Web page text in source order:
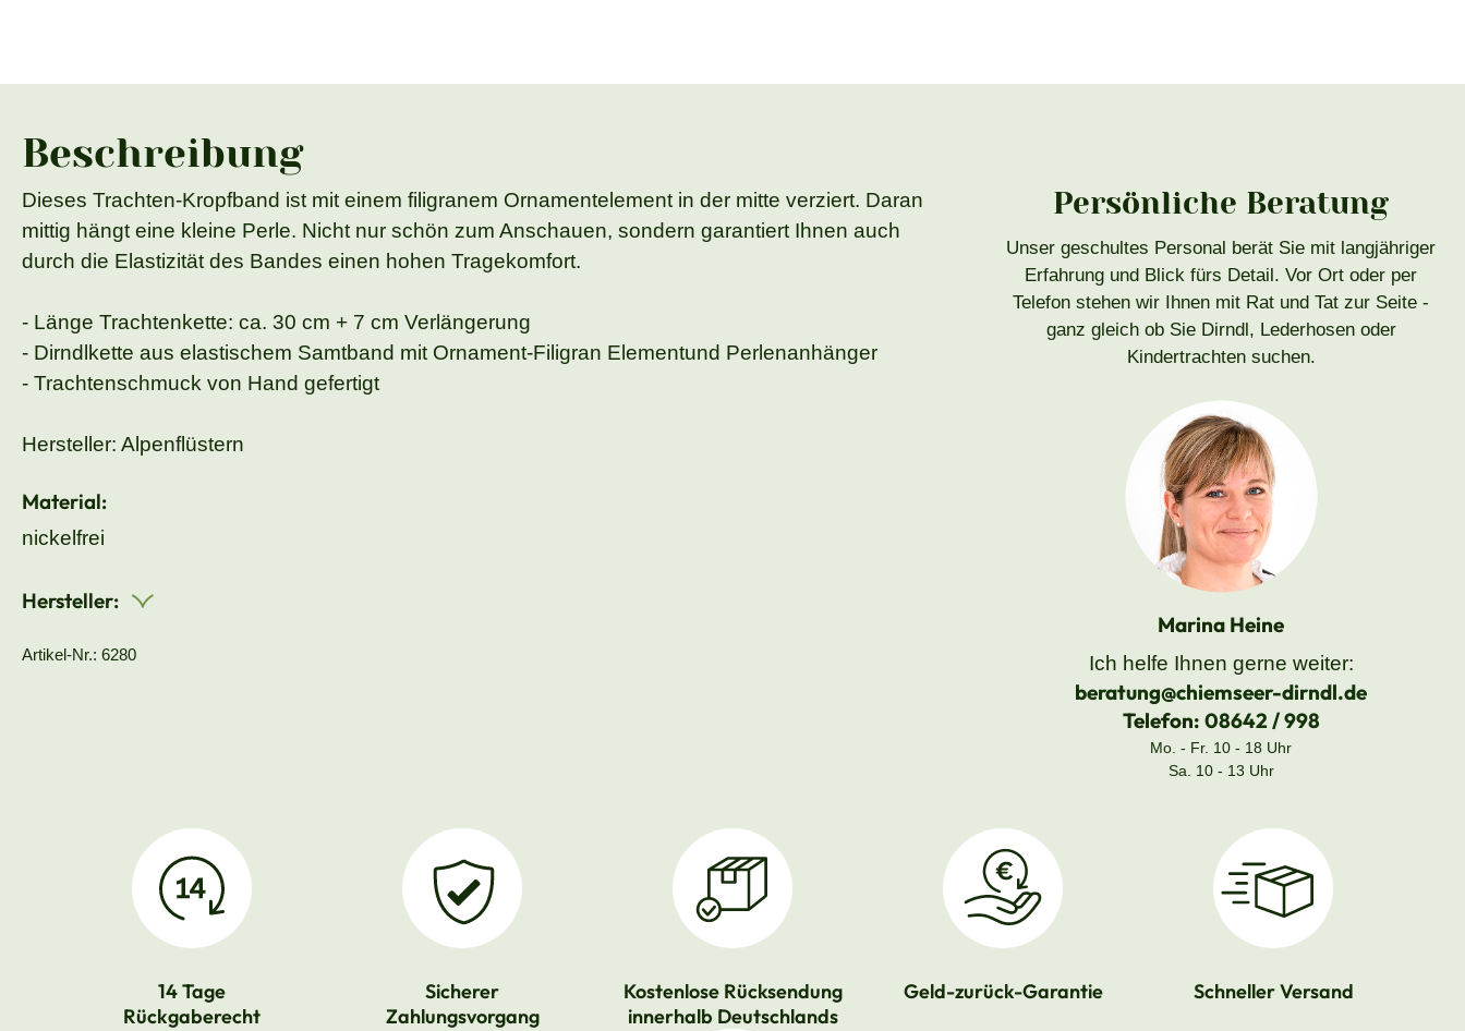
Beschreibung
Dieses Trachten-Kropfband ist mit einem filigranem Ornamentelement in der mitte verziert. Daran
mittig hängt eine kleine Perle. Nicht nur schön zum Anschauen, sondern garantiert Ihnen auch
durch die Elastizität des Bandes einen hohen Tragekomfort.
- Länge Trachtenkette: ca. 30 cm + 7 cm Verlängerung
- Dirndlkette aus elastischem Samtband mit Ornament-Filigran Elementund Perlenanhänger
- Trachtenschmuck von Hand gefertigt
Hersteller: Alpenflüstern
Material:
nickelfrei
Hersteller:
Artikel-Nr.: 6280
Persönliche Beratung
Unser geschultes Personal berät Sie mit langjähriger
Erfahrung und Blick fürs Detail. Vor Ort oder per
Telefon stehen wir Ihnen mit Rat und Tat zur Seite -
ganz gleich ob Sie Dirndl, Lederhosen oder
Kindertrachten suchen.
Marina Heine
Ich helfe Ihnen gerne weiter:
beratung@chiemseer-dirndl.de
Telefon: 08642 / 998
Mo. - Fr. 10 - 18 Uhr
Sa. 10 - 13 Uhr
14 Tage
Rückgaberecht
Sicherer
Zahlungsvorgang
Kostenlose Rücksendung
innerhalb Deutschlands
Geld-zurück-Garantie Schneller Versand